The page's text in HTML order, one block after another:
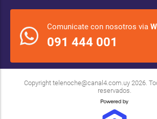
Comunicate con nosotros via
091 444 001
Copyright telenoche@canal4.com.uy2026.
reservados.